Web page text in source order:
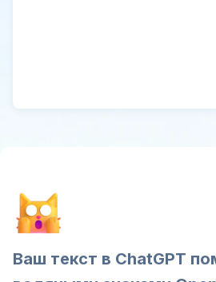
Ваш текст в ChatGPT